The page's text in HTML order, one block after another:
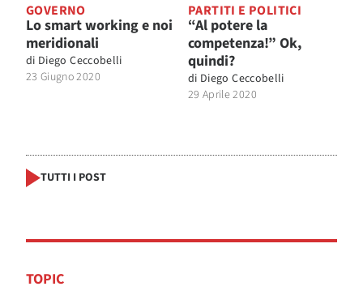
GOVERNO
Lo smart working e noi
meridionali
di Diego Ceccobelli
23 Giugno 2020
PARTITI E POLITICI
“Al potere la
competenza!” Ok,
quindi?
di Diego Ceccobelli
29 Aprile 2020
TUTTI I POST
TOPIC